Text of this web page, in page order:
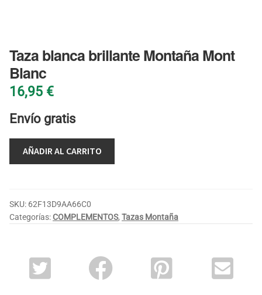
Taza blanca brillante Montaña Mont
Blanc
16,95 €
Envío gratis
AÑADIR AL CARRITO
SKU: 62F13D9AA66C0
Categorías:COMPLEMENTOS, Tazas Montaña